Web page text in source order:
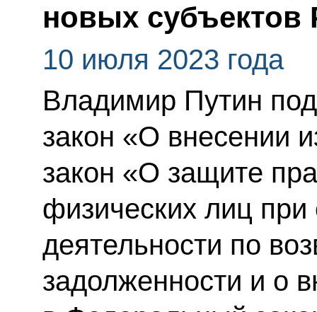
новых субъектов
10 июля 2023 года
Владимир Путин
закон «О внесении
закон «О защите
физических лиц
деятельности по
задолженности и о